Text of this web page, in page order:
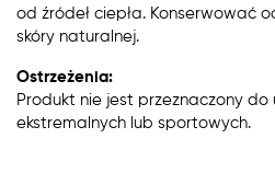
od źródeł ciepła. Konserwować
skóry naturalnej.
Ostrzeżenia:
Produkt nie jest przeznaczony
ekstremalnych lub sportowych.